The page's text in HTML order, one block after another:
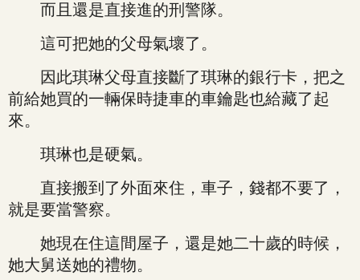
而且還是直接進的刑警隊。
這可把她的父母氣壞了。
因此琪琳父母直接斷了琪琳的銀行卡，把之
前給她買的一輛保時捷車的車鑰匙也給藏了起
來。
琪琳也是硬氣。
直接搬到了外面來住，車子，錢都不要了，
就是要當警察。
她現在住這間屋子，還是她二十歲的時候，
她大舅送她的禮物。